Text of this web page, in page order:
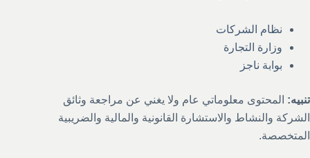
نظام الشركات
وزارة التجارة
بوابة ناجز
تنبيه: المحتوى معلوماتي عام ولا يغني عن مراجعة وثائق
الشركة والنشاط والاستشارة القانونية والمالية والضريبية
المتخصصة.